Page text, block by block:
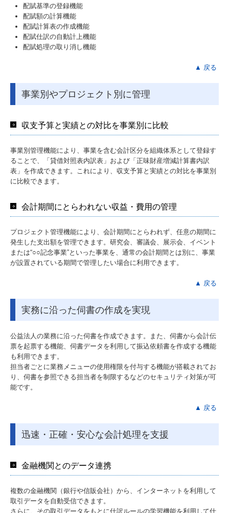
配賦基準の登録機能
配賦額の計算機能
配賦計算表の作成機能
配賦仕訳の自動計上機能
配賦処理の取り消し機能
▲ 戻る
事業別やプロジェクト別に管理
収支予算と実績との対比を事業別に比較
事業別管理機能により、事業を含む会計区分を組織体系として登録す
ることで、「貸借対照表内訳表」および「正味財産増減計算書内訳
表」を作成できます。これにより、収支予算と実績との対比を事業別
に比較できます。
会計期間にとらわれない収益・費用の管理
プロジェクト管理機能により、会計期間にとらわれず、任意の期間に
発生した支出額を管理できます。研究会、審議会、展示会、イベント
または“○○記念事業”といった事業を、通常の会計期間とは別に、事業
が設置されている期間で管理したい場合に利用できます。
▲ 戻る
実務に沿った伺書の作成を実現
公益法人の業務に沿った伺書を作成できます。また、伺書から会計伝
票を起票する機能、伺書データを利用して振込依頼書を作成する機能
も利用できます。
担当者ごとに業務メニューの使用権限を付与する機能が搭載されてお
り、伺書を参照できる担当者を制限するなどのセキュリティ対策が可
能です。
▲ 戻る
迅速・正確・安心な会計処理を支援
金融機関とのデータ連携
複数の金融機関（銀行や信販会社）から、インターネットを利用して
取引データを自動受信できます。
さらに、その取引データをもとに仕訳ルールの学習機能を利用して仕